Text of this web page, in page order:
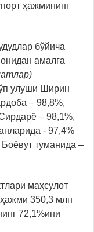
ҳажмининг
бўйича
амалга
улуши Ширин
– 98,8%,
– 98,1%,
- 97,4%
Боёвут туманида –
маҳсулот
350,3 млн
72,1%ини